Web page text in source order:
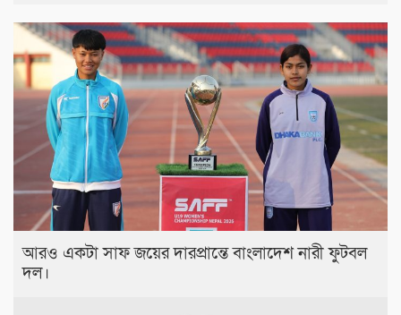
আরও একটা সাফ জয়ের দারপ্রান্তে বাংলাদেশ নারী ফুটবল
দল।